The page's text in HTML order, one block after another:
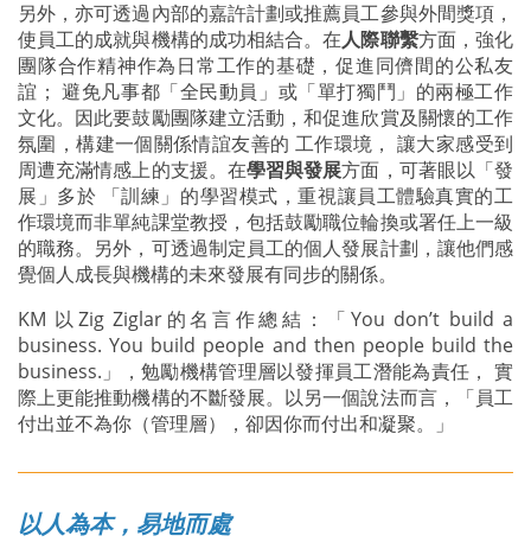
另外，亦可透過內部的嘉許計劃或推薦員工參與外間獎項，
使員工的成就與機構的成功相結合。在人際聯繫方面，強化
團隊合作精神作為日常工作的基礎，促進同儕間的公私友
誼； 避免凡事都「全民動員」或「單打獨鬥」的兩極工作
文化。因此要鼓勵團隊建立活動，和促進欣賞及關懷的工作
氛圍，構建一個關係情誼友善的 工作環境， 讓大家感受到
周遭充滿情感上的支援。在學習與發展方面，可著眼以「發
展」多於 「訓練」的學習模式，重視讓員工體驗真實的工
作環境而非單純課堂教授，包括鼓勵職位輪換或署任上一級
的職務。另外，可透過制定員工的個人發展計劃，讓他們感
覺個人成長與機構的未來發展有同步的關係。
KM 以Zig Ziglar的名言作總結：「You don’t build a
business. You build people and then people build the
business.」，勉勵機構管理層以發揮員工潛能為責任， 實
際上更能推動機構的不斷發展。以另一個說法而言，「員工
付出並不為你（管理層），卻因你而付出和凝聚。」
以人為本，易地而處